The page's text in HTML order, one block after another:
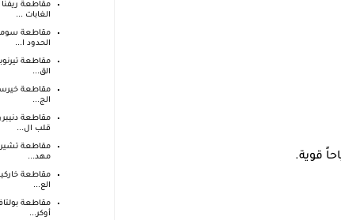
قوية.
الغابات ...
الحدود ا...
الق...
الج...
قلب ال...
مهد...
الع...
أوكر...